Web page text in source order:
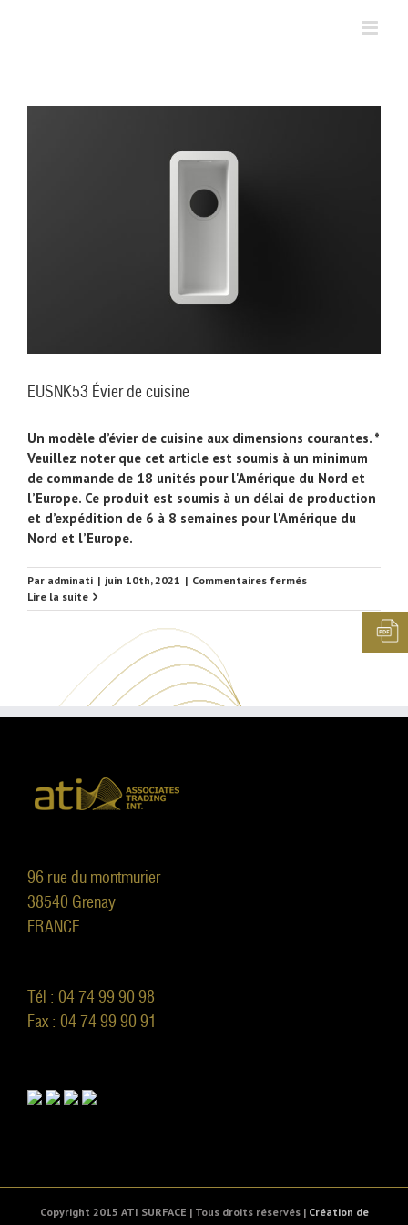
EUSNK53 Évier de cuisine
Un modèle d’évier de cuisine aux dimensions courantes. *
Veuillez noter que cet article est soumis à un minimum
de commande de 18 unités pour l'Amérique du Nord et
l’Europe. Ce produit est soumis à un délai de production
et d’expédition de 6 à 8 semaines pour l'Amérique du
Nord et l’Europe.
Par adminati | juin 10th, 2021 | Commentaires ferméssur
Évier
Lire la suite
96 rue du montmurier
38540 Grenay
FRANCE
Tél : 04 74 99 90 98
Fax : 04 74 99 90 91
Copyright 2015 ATI SURFACE | Tous droits réservés | Création de